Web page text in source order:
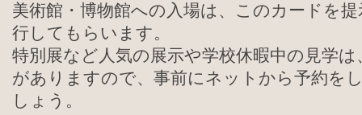
美術館・博物館への入場は、このカードを
行してもらいます。
特別展など人気の展示や学校休暇中の見学
がありますので、事前にネットから予約を
しょう。